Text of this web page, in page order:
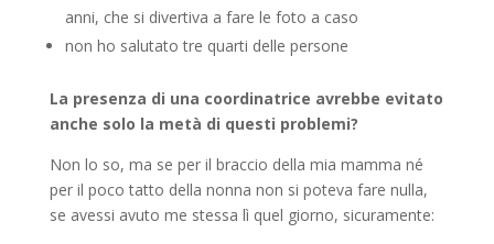
anni, che si divertiva a fare le foto a caso
non ho salutato tre quarti delle persone
La presenza di una coordinatrice avrebbe evitato
anche solo la metà di questi problemi?
Non lo so, ma se per il braccio della mia mamma né
per il poco tatto della nonna non si poteva fare nulla,
se avessi avuto me stessa lì quel giorno, sicuramente: